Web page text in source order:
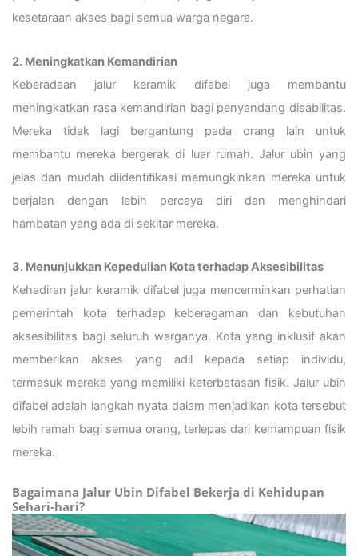
kesetaraan akses bagi semua warga negara.
2. Meningkatkan Kemandirian
Keberadaan jalur keramik difabel juga membantu
meningkatkan rasa kemandirian bagi penyandang disabilitas.
Mereka tidak lagi bergantung pada orang lain untuk
membantu mereka bergerak di luar rumah. Jalur ubin yang
jelas dan mudah diidentifikasi memungkinkan mereka untuk
berjalan dengan lebih percaya diri dan menghindari
hambatan yang ada di sekitar mereka.
3. Menunjukkan Kepedulian Kota terhadap Aksesibilitas
Kehadiran jalur keramik difabel juga mencerminkan perhatian
pemerintah kota terhadap keberagaman dan kebutuhan
aksesibilitas bagi seluruh warganya. Kota yang inklusif akan
memberikan akses yang adil kepada setiap individu,
termasuk mereka yang memiliki keterbatasan fisik. Jalur ubin
difabel adalah langkah nyata dalam menjadikan kota tersebut
lebih ramah bagi semua orang, terlepas dari kemampuan fisik
mereka.
Bagaimana Jalur Ubin Difabel Bekerja di Kehidupan
Sehari-hari?